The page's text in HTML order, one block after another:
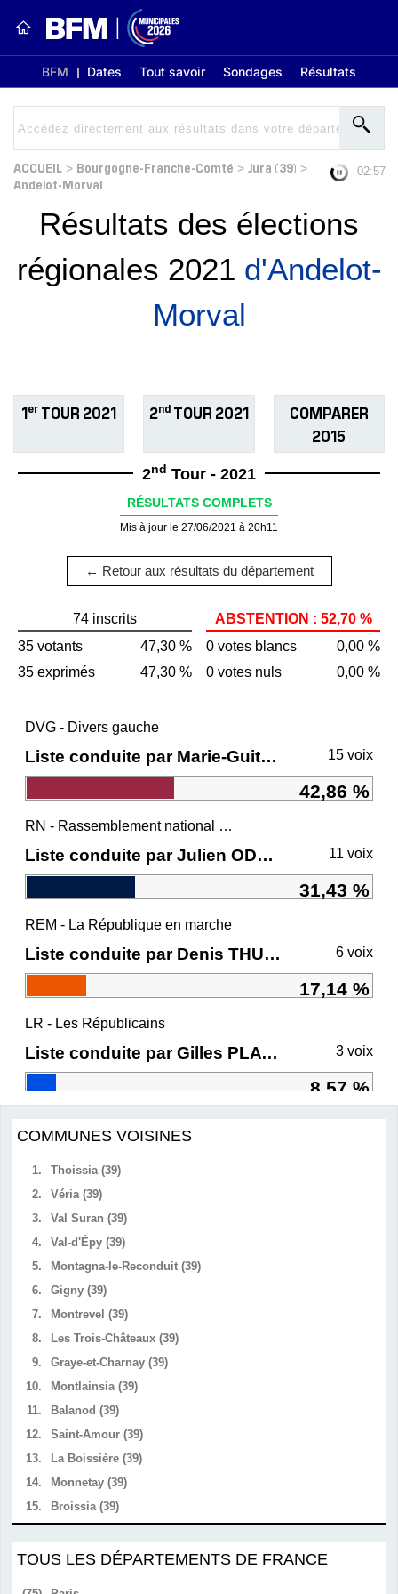
BFM Dates Tout savoir Sondages Résultats
ACCUEIL > Bourgogne-Franche-Comté > Jura (39) >
Andelot-Morval
02:56
Résultats des élections
régionales 2021 d'Andelot-
Morval
1er TOUR 2021 2ndTOUR 2021
COMPARER
2015
2nd Tour - 2021
RÉSULTATS COMPLETS
Mis à jour le 27/06/2021 à 20h11
← Retour aux résultats du département
74 inscrits
35 votants
47,30 %
35 exprimés
47,30 %
ABSTENTION : 52,70 %
0 votes blancs
0,00 %
0 votes nuls
0,00 %
DVG - Divers gauche
Liste conduite par Marie-Guite DUFAY 15 voix
42,86 %
RN - Rassemblement national et ses alliés
Liste conduite par Julien ODOUL 11 voix
31,43 %
REM - La République en marche
Liste conduite par Denis THURIOT 6 voix
17,14 %
LR - Les Républicains
Liste conduite par Gilles PLATRET 3 voix
8,57 %
COMMUNES VOISINES
1.
Thoissia (39)
2.
Véria (39)
3.
Val Suran (39)
4.
Val-d'Épy (39)
5.
Montagna-le-Reconduit (39)
6.
Gigny (39)
7.
Montrevel (39)
8.
Les Trois-Châteaux (39)
9.
Graye-et-Charnay (39)
10.
Montlainsia (39)
11.
Balanod (39)
12.
Saint-Amour (39)
13.
La Boissière (39)
14.
Monnetay (39)
15.
Broissia (39)
TOUS LES DÉPARTEMENTS DE FRANCE